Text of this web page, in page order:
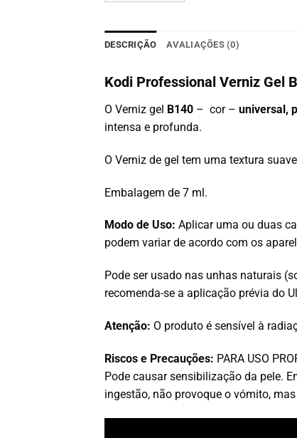
DESCRIÇÃO AVALIAÇÕES (0)
Kodi Professional Verniz Gel
O Verniz gel B140 – cor – universal,
intensa e profunda.
O Verniz de gel tem uma textura
Embalagem de 7 ml.
Modo de Uso: Aplicar uma ou duas
podem variar de acordo com os
Pode ser usado nas unhas naturais
recomenda-se a aplicação prévia do
Atenção: O produto é sensível à
Riscos e Precauções: PARA USO
Pode causar sensibilização da pele.
ingestão, não provoque o vómito,